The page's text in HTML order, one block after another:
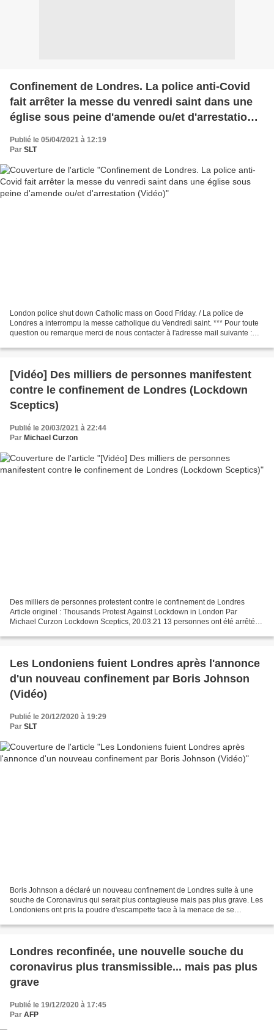
Confinement de Londres. La police anti-Covid
fait arrêter la messe du venredi saint dans une
église sous peine d'amende ou/et d'arrestation
Publié le 05/04/2021 à 12:19
Par SLT
London police shut down Catholic mass on Good Friday. / La police de
Londres a interrompu la messe catholique du Vendredi saint. *** Pour toute
question ou remarque merci de nous contacter à l'adresse mail suivante :
[Vidéo] Des milliers de personnes manifestent
contre le confinement de Londres (Lockdown
Sceptics)
Publié le 20/03/2021 à 22:44
Par Michael Curzon
Des milliers de personnes protestent contre le confinement de Londres
Article originel : Thousands Protest Against Lockdown in London Par
Michael Curzon Lockdown Sceptics, 20.03.21 13 personnes ont été arrêtées
Les Londoniens fuient Londres après l'annonce
d'un nouveau confinement par Boris Johnson
(Vidéo)
Publié le 20/12/2020 à 19:29
Par SLT
Boris Johnson a déclaré un nouveau confinement de Londres suite à une
souche de Coronavirus qui serait plus contagieuse mais pas plus grave. Les
Londoniens ont pris la poudre d'escampette face à la menace de se
Londres reconfinée, une nouvelle souche du
coronavirus plus transmissible... mais pas plus
grave
Publié le 19/12/2020 à 17:45
Par AFP